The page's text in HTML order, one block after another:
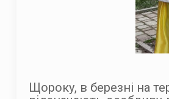
Щороку, в березні на